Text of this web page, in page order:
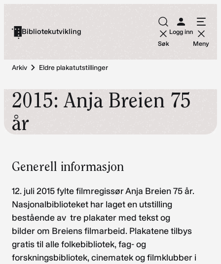
innholdBibliotekutvikling
Søk
Logg inn
Meny
Arkiv Eldre plakatutstillinger
2015: Anja Breien 75
år
Generell informasjon
12. juli 2015 fylte filmregissør Anja Breien 75 år.
Nasjonalbiblioteket har laget en utstilling
bestående av tre plakater med tekst og
bilder om Breiens filmarbeid. Plakatene tilbys
gratis til alle folkebibliotek, fag- og
forskningsbibliotek, cinematek og filmklubber i